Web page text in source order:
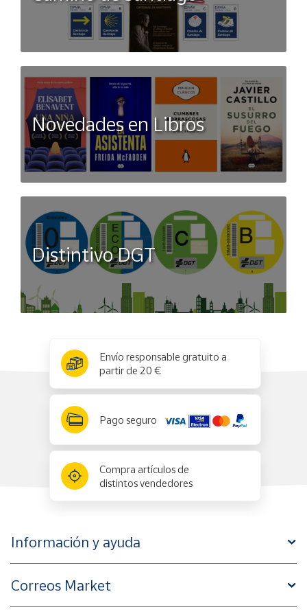
Novedades en Libros
Distintivo DGT
Envío responsable gratuito a
partir de 20 €
Pago seguro
Compra artículos de
distintos vendedores
Información y ayuda
Correos Market